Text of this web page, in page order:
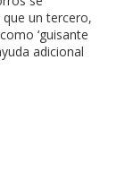
un tercero,
‘guisante
adicional